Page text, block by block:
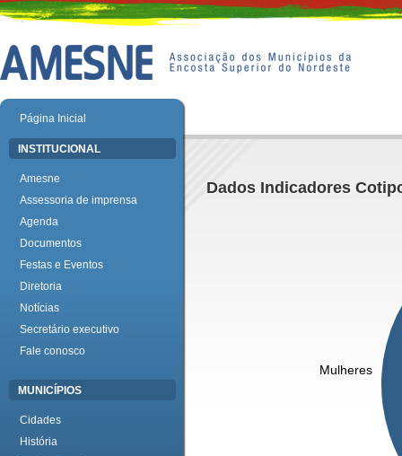
Página Inicial
INSTITUCIONAL
Amesne
Assessoria de imprensa
Agenda
Documentos
Festas e Eventos
Diretoria
Notícias
Secretário executivo
Fale conosco
MUNICÍPIOS
Cidades
História
Dados Indicadores
Mulheres